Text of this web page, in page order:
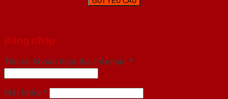
Đăng nhập
Tên tài khoản hoặc địa chỉ email *
Mật khẩu *